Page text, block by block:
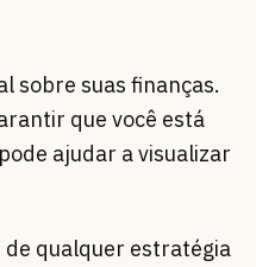
sobre suas finanças.
que você está
ajudar a visualizar
de qualquer estratégia